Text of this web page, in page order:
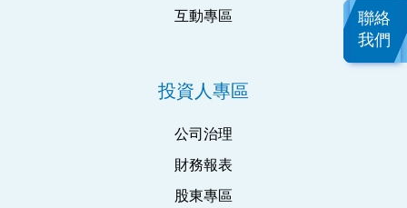
互動專區
投資人專區
公司治理
財務報表
股東專區
聯絡
我們